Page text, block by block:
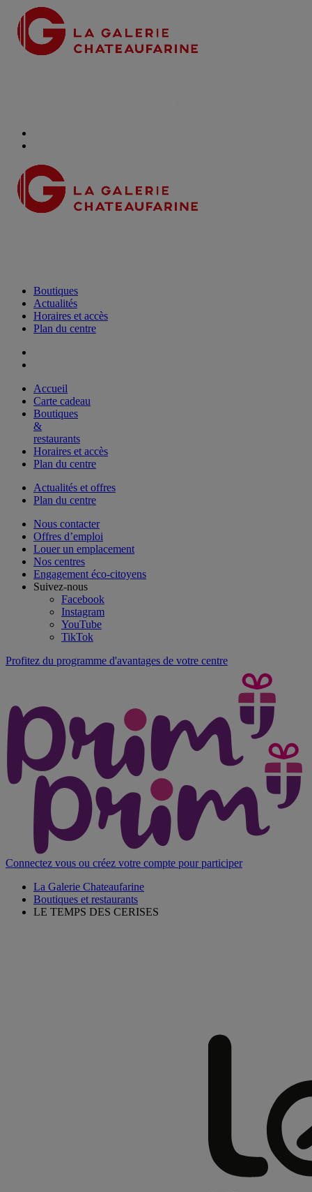
Boutiques
Actualités
Horaires et accès
Plan du centre
Accueil
Carte cadeau
Boutiques
&
restaurants
Horaires et accès
Plan du centre
Actualités et offres
Plan du centre
Nous contacter
Offres d’emploi
Louer un emplacement
Nos centres
Engagement éco-citoyens
Suivez-nous
Facebook
Instagram
YouTube
TikTok
Profitez du programme d'avantages de votre centre
Connectez vous ou créez votre compte pour participer
La Galerie Chateaufarine
Boutiques et restaurants
LE TEMPS DES CERISES